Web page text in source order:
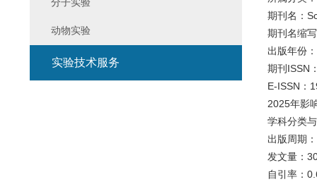
期刊名：
期刊名缩
出版年份
期刊ISSN
E-ISSN：
2025年影
学科分类
出版周期
发文量：
自引率：
动物实验
实验技术服务